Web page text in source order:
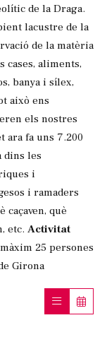
de la Draga.
lacustre de la
de la matèria
cases, aliments,
banya i sílex,
això ens
els nostres
ara fa uns 7.200
dins les
i
i ramaders
caçaven, què
etc. Activitat
25 persones
Girona